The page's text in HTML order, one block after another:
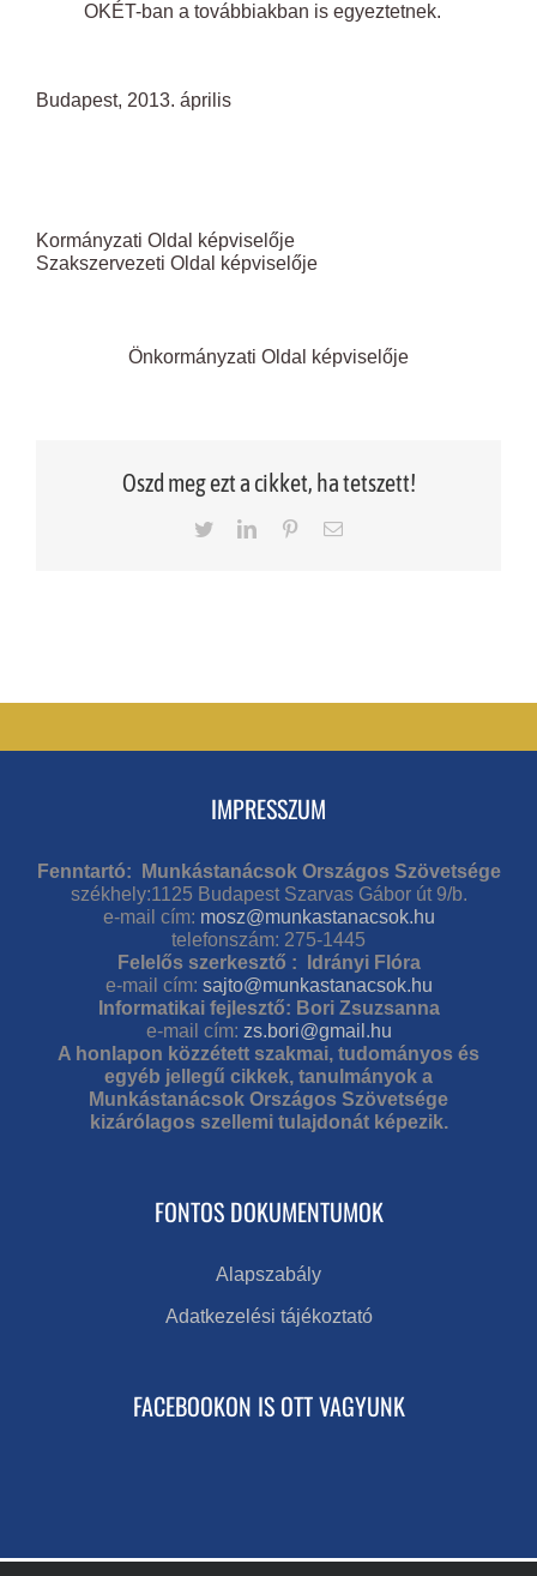
OKÉT-ban a továbbiakban is egyeztetnek.
Budapest, 2013. április
Kormányzati Oldal képviselője
Szakszervezeti Oldal képviselője
Önkormányzati Oldal képviselője
Oszd meg ezt a cikket, ha tetszett!
TwitterLinkedInPinterestEmail
IMPRESSZUM
Fenntartó: Munkástanácsok Országos Szövetsége
székhely:1125 Budapest Szarvas Gábor út 9/b.
e-mail cím: mosz@munkastanacsok.hu
telefonszám: 275-1445
Felelős szerkesztő : Idrányi Flóra
e-mail cím: sajto@munkastanacsok.hu
Informatikai fejlesztő: Bori Zsuzsanna
e-mail cím: zs.bori@gmail.hu
A honlapon közzétett szakmai, tudományos és
egyéb jellegű cikkek, tanulmányok a
Munkástanácsok Országos Szövetsége
kizárólagos szellemi tulajdonát képezik.
FONTOS DOKUMENTUMOK
Alapszabály
Adatkezelési tájékoztató
FACEBOOKON IS OTT VAGYUNK